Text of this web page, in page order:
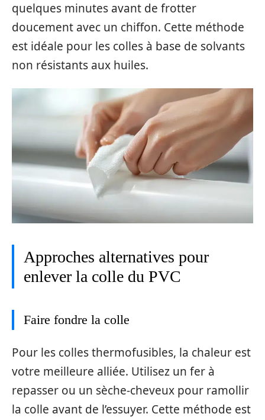
quelques minutes avant de frotter
doucement avec un chiffon. Cette méthode
est idéale pour les colles à base de solvants
non résistants aux huiles.
Approches alternatives pour
enlever la colle du PVC
Faire fondre la colle
Pour les colles thermofusibles, la chaleur est
votre meilleure alliée. Utilisez un fer à
repasser ou un sèche-cheveux pour ramollir
la colle avant de l’essuyer. Cette méthode est